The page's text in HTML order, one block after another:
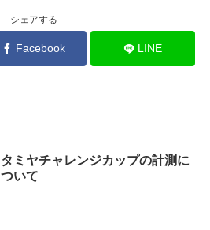
シェアする
Facebook LINE
タミヤチャレンジカップの計測に
ついて